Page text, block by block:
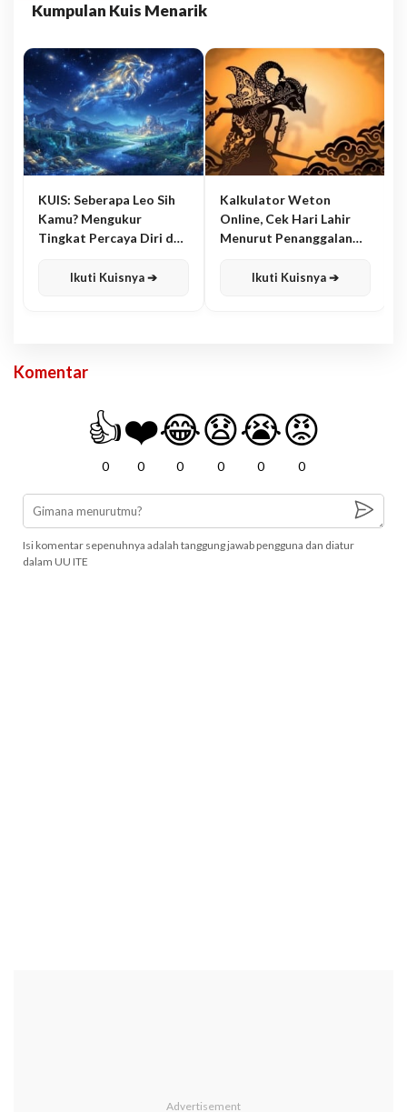
Kumpulan Kuis Menarik
KUIS: Seberapa Leo Sih
Kamu? Mengukur
Tingkat Percaya Diri dan
Ikuti Kuisnya ➔
Kalkulator Weton
Online, Cek Hari Lahir
Menurut Penanggalan
Ikuti Kuisnya ➔
Komentar
👍
0
❤️
0
😂
0
😧
0
😭
0
😡
0
Isi komentar sepenuhnya adalah tanggung jawab pengguna dan diatur
dalam UU ITE